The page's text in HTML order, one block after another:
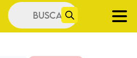
Búsqueda
de
productos